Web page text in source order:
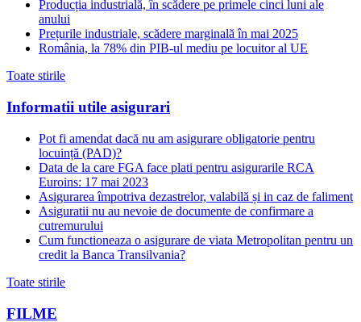
Producția industrială, în scădere pe primele cinci luni ale
anului
Prețurile industriale, scădere marginală în mai 2025
România, la 78% din PIB-ul mediu pe locuitor al UE
Toate stirile
Informatii utile asigurari
Pot fi amendat dacă nu am asigurare obligatorie pentru
locuință (PAD)?
Data de la care FGA face plati pentru asigurarile RCA
Euroins: 17 mai 2023
Asigurarea împotriva dezastrelor, valabilă și in caz de faliment
Asiguratii nu au nevoie de documente de confirmare a
cutremurului
Cum functioneaza o asigurare de viata Metropolitan pentru un
credit la Banca Transilvania?
Toate stirile
FILME